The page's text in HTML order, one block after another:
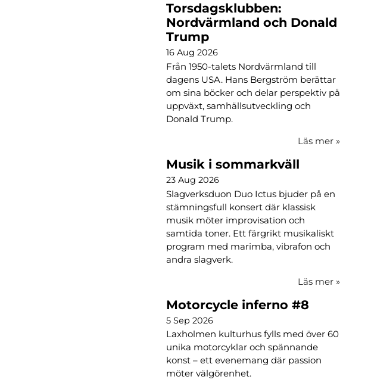
Torsdagsklubben:
Nordvärmland och Donald
Trump
16 Aug 2026
Från 1950-talets Nordvärmland till
dagens USA. Hans Bergström berättar
om sina böcker och delar perspektiv på
uppväxt, samhällsutveckling och
Donald Trump.
Läs mer »
Musik i sommarkväll
23 Aug 2026
Slagverksduon Duo Ictus bjuder på en
stämningsfull konsert där klassisk
musik möter improvisation och
samtida toner. Ett färgrikt musikaliskt
program med marimba, vibrafon och
andra slagverk.
Läs mer »
Motorcycle inferno #8
5 Sep 2026
Laxholmen kulturhus fylls med över 60
unika motorcyklar och spännande
konst – ett evenemang där passion
möter välgörenhet.